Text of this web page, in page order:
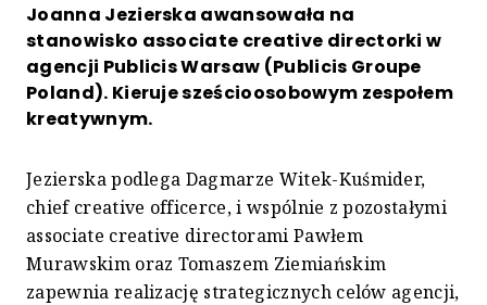
Joanna Jezierska awansowała na
stanowisko associate creative directorki w
agencji Publicis Warsaw (Publicis Groupe
Poland). Kieruje sześcioosobowym zespołem
kreatywnym.
Jezierska podlega Dagmarze Witek-Kuśmider,
chief creative officerce, i wspólnie z pozostałymi
associate creative directorami Pawłem
Murawskim oraz Tomaszem Ziemiańskim
zapewnia realizację strategicznych celów agencji,